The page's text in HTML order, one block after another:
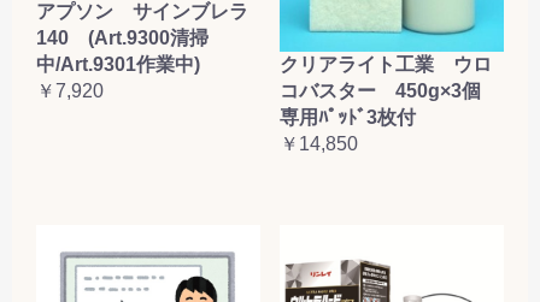
アプソン サインブレラ
140 (Art.9300清掃
中/Art.9301作業中)
￥7,920
クリアライト工業 ウロ
コバスター 450g×3個
専用ﾊﾟｯﾄﾞ3枚付
￥14,850